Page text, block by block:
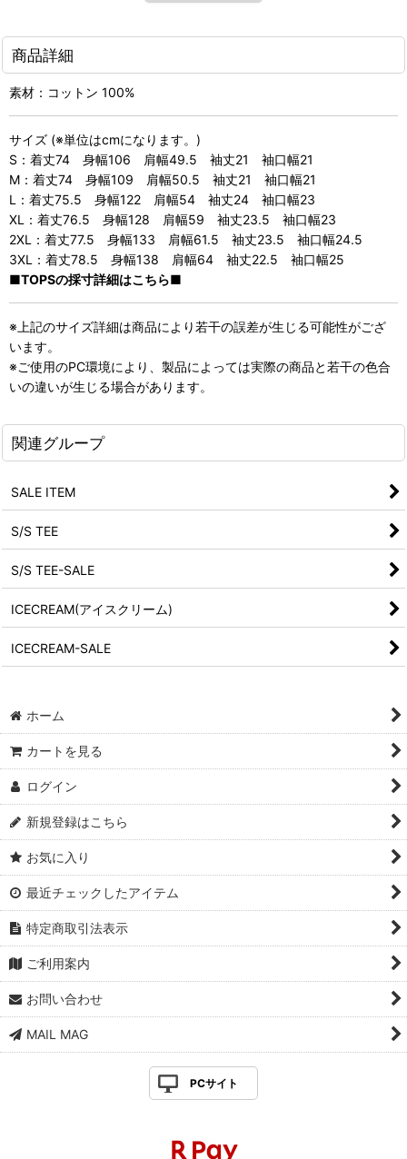
商品詳細
素材：コットン 100%
サイズ (※単位はcmになります。)
S：着丈74 身幅106 肩幅49.5 袖丈21 袖口幅21
M：着丈74 身幅109 肩幅50.5 袖丈21 袖口幅21
L：着丈75.5 身幅122 肩幅54 袖丈24 袖口幅23
XL：着丈76.5 身幅128 肩幅59 袖丈23.5 袖口幅23
2XL：着丈77.5 身幅133 肩幅61.5 袖丈23.5 袖口幅24.5
3XL：着丈78.5 身幅138 肩幅64 袖丈22.5 袖口幅25
■TOPSの採寸詳細はこちら■
※上記のサイズ詳細は商品により若干の誤差が生じる可能性がござ
います。
※ご使用のPC環境により、製品によっては実際の商品と若干の色合
いの違いが生じる場合があります。
関連グループ
SALE ITEM
S/S TEE
S/S TEE-SALE
ICECREAM(アイスクリーム)
ICECREAM-SALE
ホーム
カートを見る
ログイン
新規登録はこちら
お気に入り
最近チェックしたアイテム
特定商取引法表示
ご利用案内
お問い合わせ
MAIL MAG
PCサイト